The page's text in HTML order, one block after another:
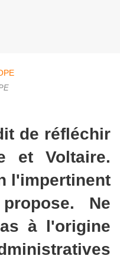
de réfléchir
et Voltaire.
l'impertinent
Ne
à l'origine